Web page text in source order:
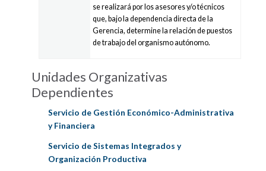
se realizará por los asesores y/o técnicos
que, bajo la dependencia directa de la
Gerencia, determine la relación de puestos
de trabajo del organismo autónomo.
Unidades Organizativas
Dependientes
Servicio de Gestión Económico-Administrativa
y Financiera
Servicio de Sistemas Integrados y
Organización Productiva